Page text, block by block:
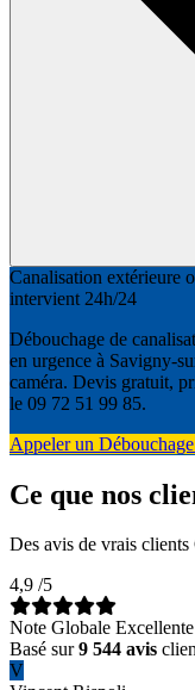
Canalisation extérieure
intervient 24h/24
Débouchage de
en urgence à Savigny-
caméra. Devis gratuit,
le 09 72 51 99 85.
Appeler un
Ce que nos
Des avis de vrais
4,9 /5
Note Globale Excellente
Basé sur9 544 avis
V